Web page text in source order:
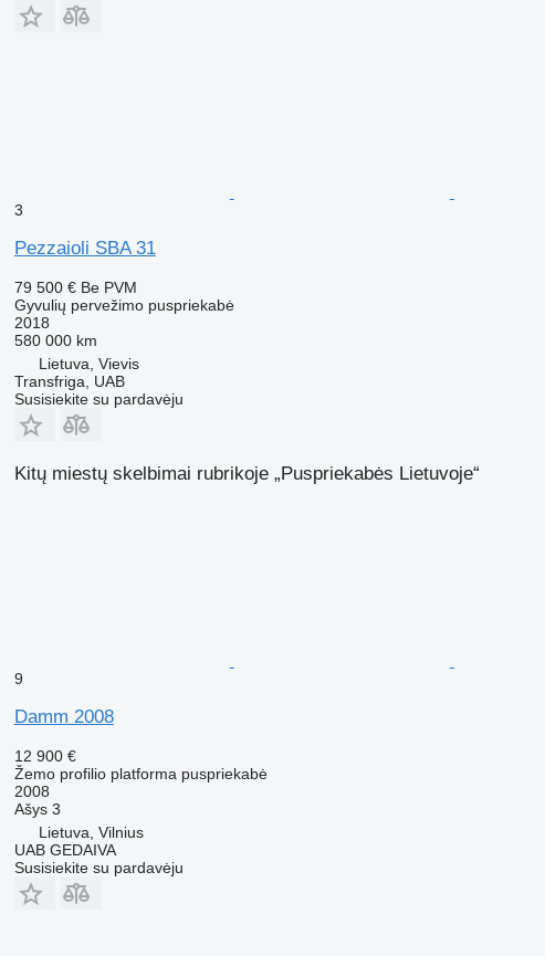
3
Pezzaioli SBA 31
79 500 € Be PVM
Gyvulių pervežimo puspriekabė
2018
580 000 km
Lietuva, Vievis
Transfriga, UAB
Susisiekite su pardavėju
Kitų miestų skelbimai rubrikoje „Puspriekabės Lietuvoje“
9
Damm 2008
12 900 €
Žemo profilio platforma puspriekabė
2008
Ašys 3
Lietuva, Vilnius
UAB GEDAIVA
Susisiekite su pardavėju